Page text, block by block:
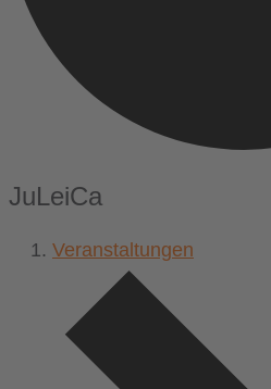
JuLeiCa
Veranstaltungen